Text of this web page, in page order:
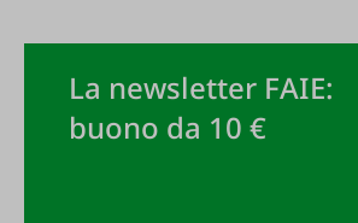
La newsletter FAIE:
buono da 10 €